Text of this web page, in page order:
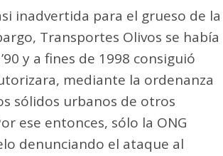
inadvertida para el grueso de la
Transportes Olivos se había
y a fines de 1998 consiguió
mediante la ordenanza
sólidos urbanos de otros
ese entonces, sólo la ONG
denunciando el ataque al